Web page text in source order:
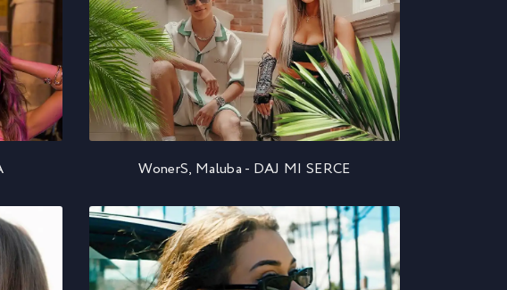
WonerS, Maluba - DAJ MI SERCE